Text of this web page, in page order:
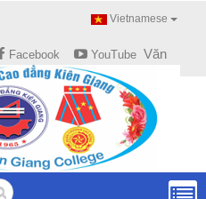
Vietnamese
Facebook YouTube Văn